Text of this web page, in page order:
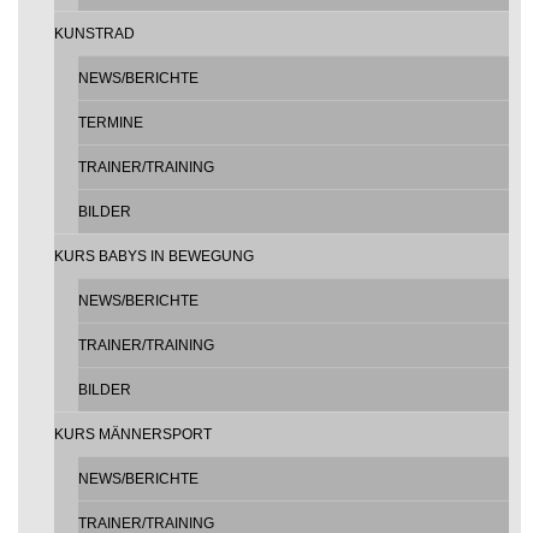
KUNSTRAD
NEWS/BERICHTE
TERMINE
TRAINER/TRAINING
BILDER
KURS BABYS IN BEWEGUNG
NEWS/BERICHTE
TRAINER/TRAINING
BILDER
KURS MÄNNERSPORT
NEWS/BERICHTE
TRAINER/TRAINING